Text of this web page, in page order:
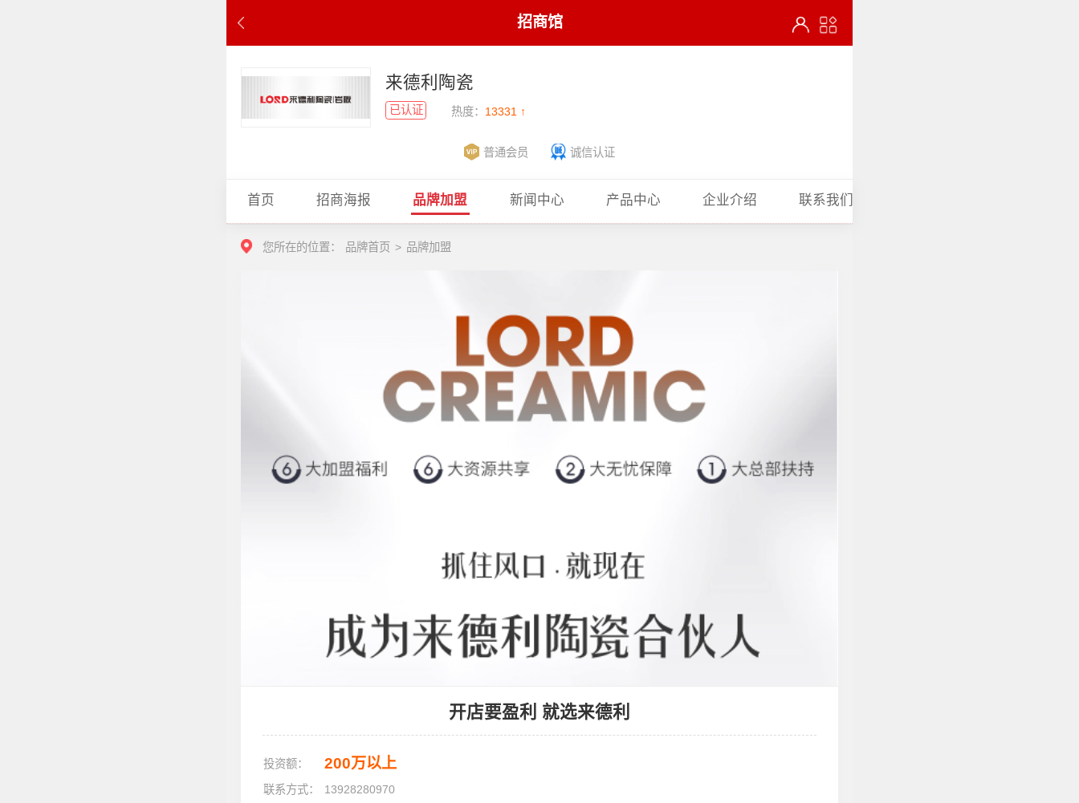
招商馆
来德利陶瓷
已认证 热度： 13331 ↑
普通会员 诚信认证
首页 招商海报 品牌加盟 新闻中心 产品中心 企业介绍 联系我们
您所在的位置： 品牌首页 > 品牌加盟
开店要盈利 就选来德利
投资额： 200万以上
联系方式：
13928280970